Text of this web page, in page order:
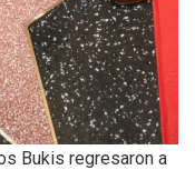
Bukis regresaron a